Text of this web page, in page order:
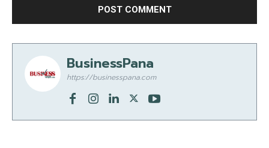
BusinessPana
https://businesspana.com